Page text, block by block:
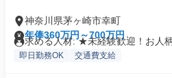
神奈川県茅ヶ崎市幸町
年俸360万円～700万円
求める人材: ★未経験歓迎！お人
即日勤務OK 交通費支給